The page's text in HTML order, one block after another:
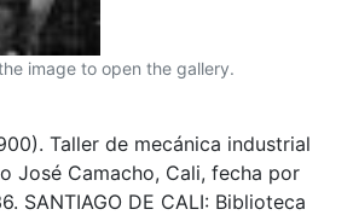
image to open the gallery.
Taller de mecánica industrial
José Camacho, Cali, fecha por
SANTIAGO DE CALI: Biblioteca